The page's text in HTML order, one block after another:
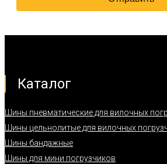
Каталог
Шины пневматические для вилочных
Шины цельнолитые для вилочных
Шины бандажные
Шины для мини погрузчиков